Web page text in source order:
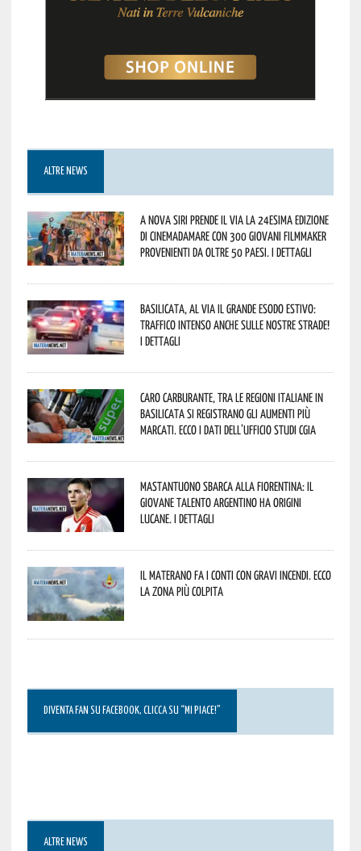
ALTRE NEWS
A Nova Siri prende il via la 24esima edizione
di Cinemadamare con 300 giovani filmmaker
provenienti da oltre 50 Paesi. I dettagli
Basilicata, al via il grande esodo estivo:
traffico intenso anche sulle nostre strade!
I dettagli
Caro carburante, tra le regioni italiane in
Basilicata si registrano gli aumenti più
marcati. Ecco i dati dell’Ufficio studi CGIA
Mastantuono sbarca alla Fiorentina: il
giovane talento argentino ha origini
lucane. I dettagli
Il materano fa i conti con gravi incendi. Ecco
la zona più colpita
DIVENTA FAN SU FACEBOOK, CLICCA SU “MI PIACE!”
ALTRE NEWS